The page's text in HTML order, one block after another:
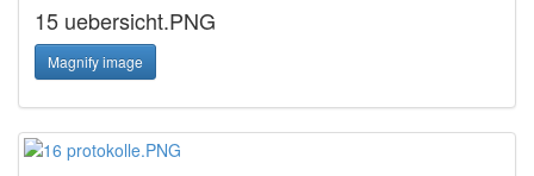
15 uebersicht.PNG
Magnify image